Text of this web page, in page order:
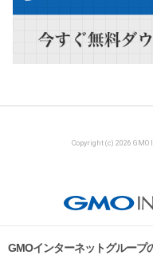
Copyright (c) 2026
GMOインターネットグループ